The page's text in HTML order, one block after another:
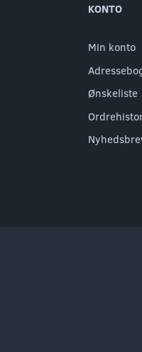
KONTO
Min konto
Ønskeliste